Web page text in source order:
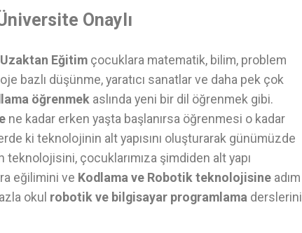
Onaylı
Eğitim çocuklara matematik, bilim, problem
bazlı düşünme, yaratıcı sanatlar ve daha pek çok
öğrenmek aslında yeni bir dil öğrenmek gibi.
ne kadar erken yaşta başlanırsa öğrenmesi o kadar
ki teknolojinin alt yapısını oluşturarak günümüzde
teknolojisini, çocuklarımıza şimdiden alt yapı
eğilimini ve Kodlama ve Robotik teknolojisine adım
okul robotik ve bilgisayar programlama derslerini